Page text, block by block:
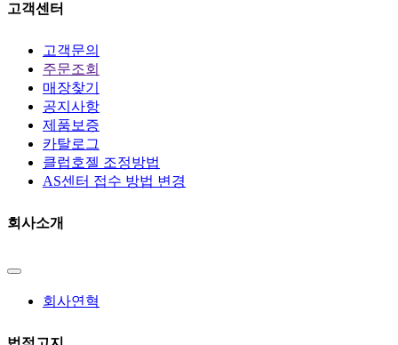
고객센터
고객문의
주문조회
매장찾기
공지사항
제품보증
카탈로그
클럽호젤 조정방법
AS센터 접수 방법 변경
회사소개
회사연혁